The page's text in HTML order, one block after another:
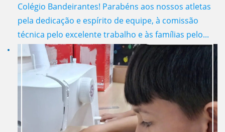
Colégio Bandeirantes! Parabéns aos nossos atletas
pela dedicação e espírito de equipe, à comissão
técnica pelo excelente trabalho e às famílias pelo...